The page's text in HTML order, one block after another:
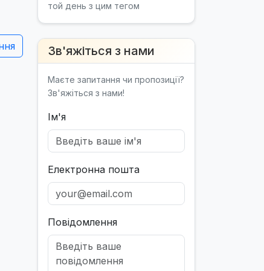
той день з цим тегом
Зв'яжіться з нами
Маєте запитання чи пропозиції?
Зв'яжіться з нами!
Ім'я
Електронна пошта
Повідомлення